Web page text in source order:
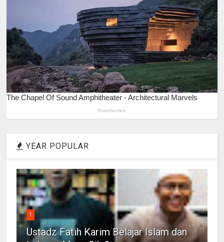
YEAR POPULAR
1
Ustadz Fatih Karim Belajar Islam dan